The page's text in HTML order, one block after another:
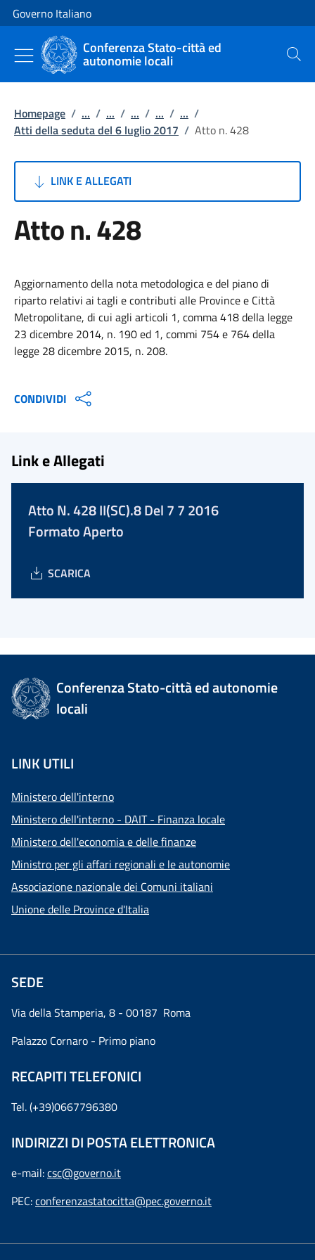
Vai al contenuto
Vai alla navigazione del sito
Governo Italiano
Conferenza Stato-città ed
autonomie locali Cerca
Homepage / ... / ... / ... / ... / ... /
Atti della seduta del 6 luglio 2017 / Atto n. 428
LINK E ALLEGATI
Atto n. 428
Aggiornamento della nota metodologica e del piano di
riparto relativi ai tagli e contributi alle Province e Città
Metropolitane, di cui agli articoli 1, comma 418 della legge
23 dicembre 2014, n. 190 ed 1, commi 754 e 764 della
legge 28 dicembre 2015, n. 208.
CONDIVIDI
Link e Allegati
Atto N. 428 II(SC).8 Del 7 7 2016
Formato Aperto
SCARICA
Conferenza Stato-città ed autonomie
locali
LINK UTILI
Ministero dell'interno
Ministero dell'interno - DAIT - Finanza locale
Ministero dell'economia e delle finanze
Ministro per gli affari regionali e le autonomie
Associazione nazionale dei Comuni italiani
Unione delle Province d'Italia
SEDE
Via della Stamperia, 8 - 00187 Roma
Palazzo Cornaro - Primo piano
RECAPITI TELEFONICI
Tel. (+39)0667796380
INDIRIZZI DI POSTA ELETTRONICA
e-mail:csc@governo.it
PEC:conferenzastatocitta@pec.governo.it